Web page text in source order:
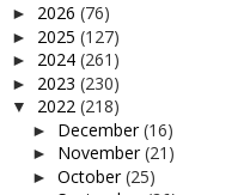
► 2026 (76)
► 2025 (127)
► 2024 (261)
► 2023 (230)
▼ 2022 (218)
► December(16)
► November(21)
► October(25)